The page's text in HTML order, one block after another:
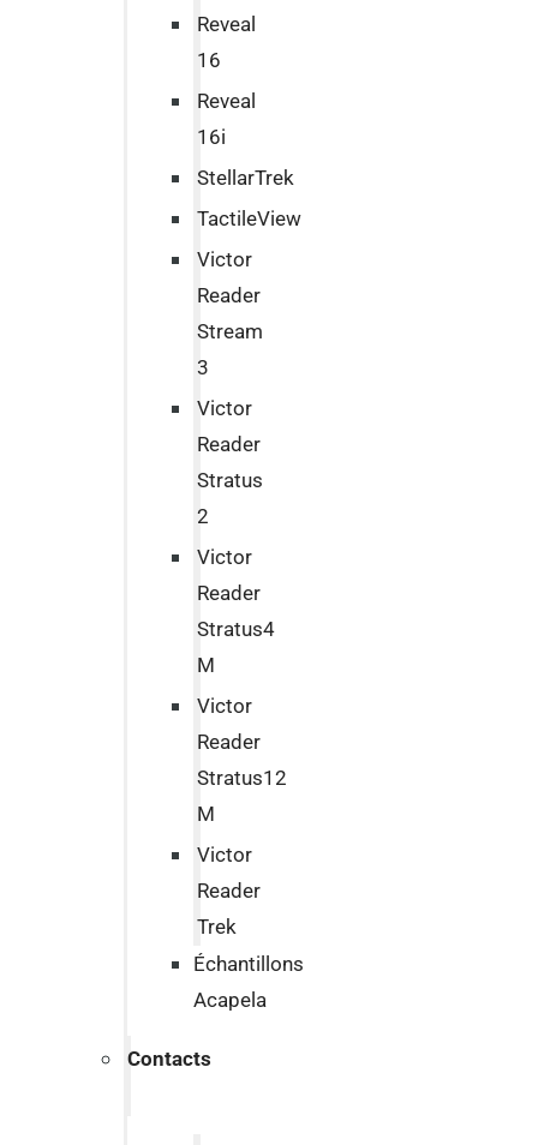
Reveal
16
Reveal
16i
StellarTrek
TactileView
Victor
Reader
Stream
3
Victor
Reader
Stratus
2
Victor
Reader
Stratus4
M
Victor
Reader
Stratus12
M
Victor
Reader
Trek
Échantillons
Acapela
Contacts